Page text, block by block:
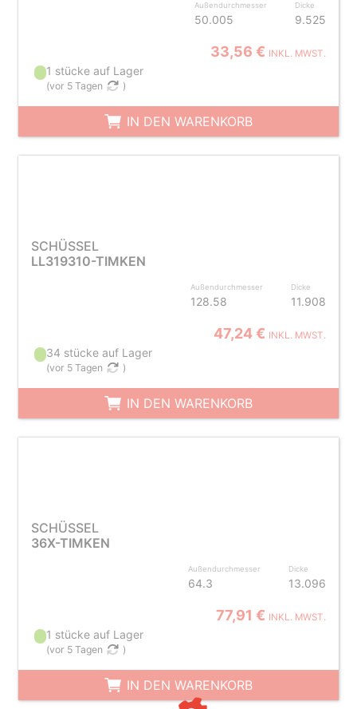
Außendurchmesser
50.005
Dicke
9.525
33,56 € INKL. MWST.
1 stücke auf Lager
(vor 5 Tagen )
IN DEN WARENKORB
SCHÜSSEL
LL319310-TIMKEN
Außendurchmesser
128.58
Dicke
11.908
47,24 € INKL. MWST.
34 stücke auf Lager
(vor 5 Tagen )
IN DEN WARENKORB
SCHÜSSEL
36X-TIMKEN
Außendurchmesser
64.3
Dicke
13.096
77,91 € INKL. MWST.
1 stücke auf Lager
(vor 5 Tagen )
IN DEN WARENKORB